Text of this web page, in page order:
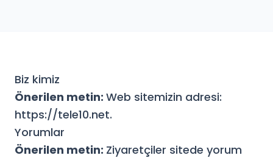
Biz kimiz
Önerilen metin: Web sitemizin adresi:
https://tele10.net.
Yorumlar
Önerilen metin: Ziyaretçiler sitede yorum